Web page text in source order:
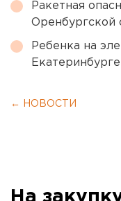
Ракетная
Оренбургской
Ребенка на
Екатеринбурге
← НОВОСТИ
На